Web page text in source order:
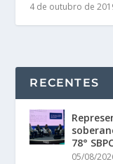
4 de outubro de
RECENTES
78°
05/08/